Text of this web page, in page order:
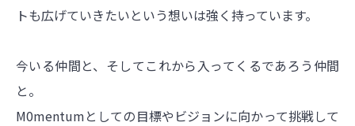
トも広げていきたいという想いは強く持っています。
今いる仲間と、そしてこれから入ってくるであろう仲間
と。
M0mentumとしての目標やビジョンに向かって挑戦して